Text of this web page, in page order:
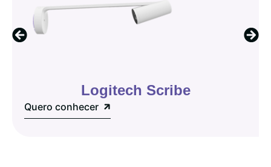
Logitech Scribe
Quero conhecer